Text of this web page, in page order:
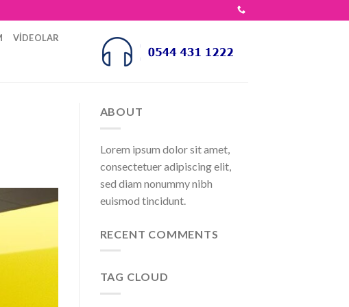
VIDEOLAR
ABOUT
Lorem ipsum dolor sit amet,
consectetuer adipiscing elit,
sed diam nonummy nibh
euismod tincidunt.
RECENT COMMENTS
TAG CLOUD